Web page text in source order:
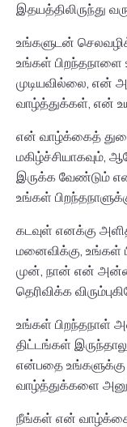
இதயத்திலிருந்து
உங்களுடன்
உங்கள்
முடியவில்லை, என்
வாழ்த்துக்கள், என்
என் வாழ்க்கைத்
மகிழ்ச்சியாகவும்,
இருக்க வேண்டும்
உங்கள்
கடவுள் எனக்கு
மனைவிக்கு, உங்கள்
முன், நான் என்
தெரிவிக்க
உங்கள் பிறந்தநாள்
திட்டங்கள்
என்பதை உங்களுக்கு
வாழ்த்துக்களை
நீங்கள் என்